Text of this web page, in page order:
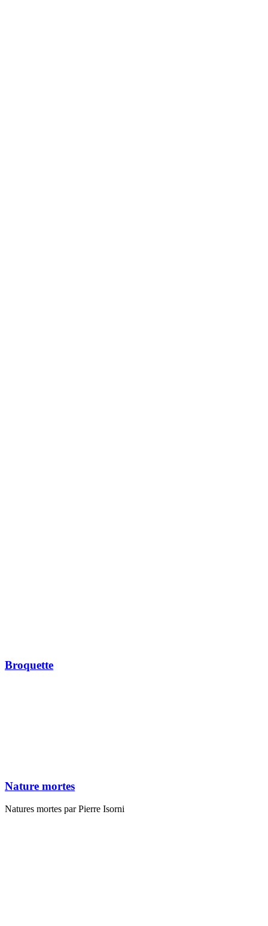
Broquette
Nature mortes
Natures mortes par Pierre Isorni